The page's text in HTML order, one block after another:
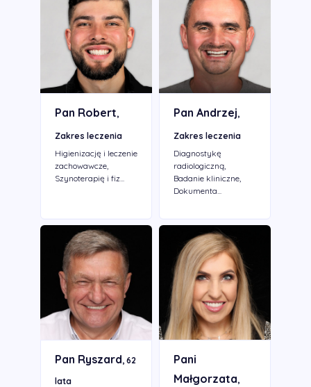
Pan Robert,
Zakres leczenia
Higienizację i leczenie
zachowawcze,
Szynoterapię i fiz...
Pan Andrzej,
Zakres leczenia
Diagnostykę
radiologiczną,
Badanie kliniczne,
Dokumenta...
Pan Ryszard, 62
lata
Pani
Małgorzata,